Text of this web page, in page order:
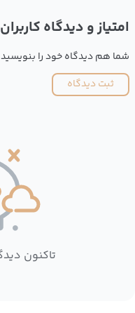
امتیاز و دیدگاه کاربران
شما هم دیدگاه خود را بنویسید
ثبت دیدگاه
تاکنون